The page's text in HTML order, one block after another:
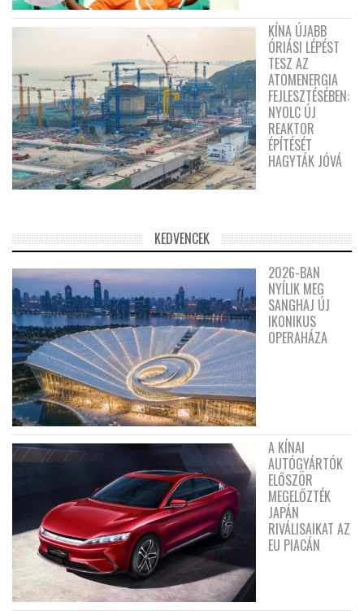
KÍNA ÚJABB
ÓRIÁSI LÉPÉST
TESZ AZ
ATOMENERGIA
FEJLESZTÉSÉBEN:
NYOLC ÚJ
REAKTOR
ÉPÍTÉSÉT
HAGYTÁK JÓVÁ
KEDVENCEK
2026-BAN
NYÍLIK MEG
SANGHAJ ÚJ
IKONIKUS
OPERAHÁZA
A KÍNAI
AUTÓGYÁRTÓK
ELŐSZÖR
MEGELŐZTÉK
JAPÁN
RIVÁLISAIKAT AZ
EU PIACÁN